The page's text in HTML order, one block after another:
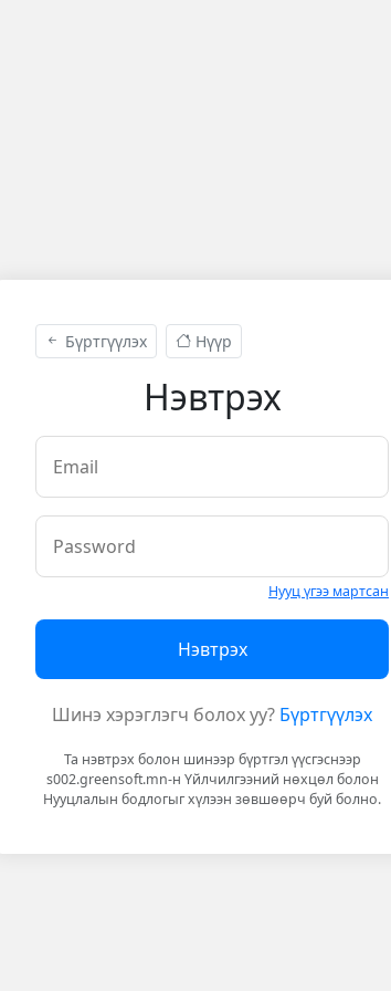
Бүртгүүлэх Нүүр
Нэвтрэх
Нууц үгээ мартсан
Нэвтрэх
Шинэ хэрэглэгч болох уу? Бүртгүүлэх
Та нэвтрэх болон шинээр бүртгэл үүсгэснээр
s002.greensoft.mn-н Үйлчилгээний нөхцөл болон
Нууцлалын бодлогыг хүлээн зөвшөөрч буй болно.